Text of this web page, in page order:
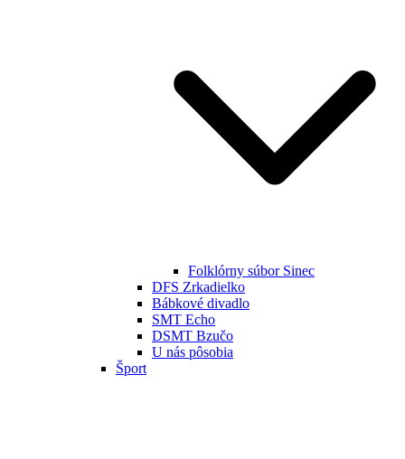
Folklórny súbor Sinec
DFS Zrkadielko
Bábkové divadlo
SMT Echo
DSMT Bzučo
U nás pôsobia
Šport